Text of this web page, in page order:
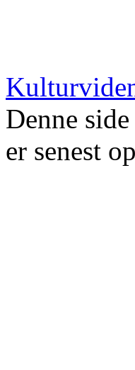
Denne
er senest